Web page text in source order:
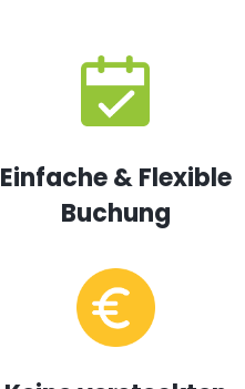
Einfache & Flexible
Buchung